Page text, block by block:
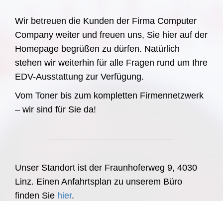
Wir betreuen die Kunden der Firma Computer
Company weiter und freuen uns, Sie hier auf der
Homepage begrüßen zu dürfen. Natürlich
stehen wir weiterhin für alle Fragen rund um Ihre
EDV-Ausstattung zur Verfügung.
Vom Toner bis zum kompletten Firmennetzwerk
– wir sind für Sie da!
Unser Standort ist der Fraunhoferweg 9, 4030
Linz. Einen Anfahrtsplan zu unserem Büro
finden Sie hier.